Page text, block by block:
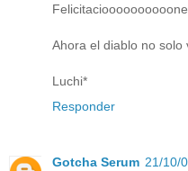
Ahora el diablo no solo
Luchi*
Responder
Gotcha Serum 21/10/